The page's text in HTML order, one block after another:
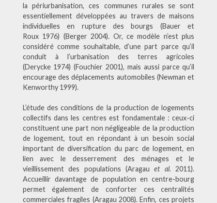
la périurbanisation, ces communes rurales se sont
essentiellement développées au travers de maisons
individuelles en rupture des bourgs (Bauer et
Roux 1976) (Berger 2004). Or, ce modèle n’est plus
considéré comme souhaitable, d’une part parce qu’il
conduit à l’urbanisation des terres agricoles
(Derycke 1974) (Fouchier 2001), mais aussi parce qu’il
encourage des déplacements automobiles (Newman et
Kenworthy 1999).
L’étude des conditions de la production de logements
collectifs dans les centres est fondamentale : ceux-ci
constituent une part non négligeable de la production
de logement, tout en répondant à un besoin social
important de diversification du parc de logement, en
lien avec le desserrement des ménages et le
vieillissement des populations (Aragauet al. 2011).
Accueillir davantage de population en centre-bourg
permet également de conforter ces centralités
commerciales fragiles (Aragau 2008). Enfin, ces projets